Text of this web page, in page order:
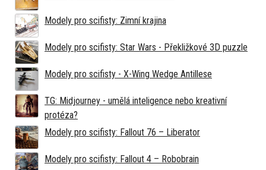
Modely pro scifisty: Zimní krajina
Modely pro scifisty: Star Wars - Překližkové 3D puzzle
Modely pro scifisty - X-Wing Wedge Antillese
TG: Midjourney - umělá inteligence nebo kreativní
protéza?
Modely pro scifisty: Fallout 76 –⁠ Liberator
Modely pro scifisty: Fallout 4 –⁠ Robobrain